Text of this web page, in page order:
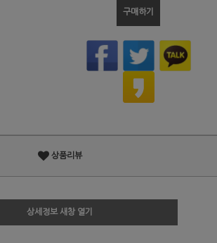
구매하기
상품리뷰
상세정보 새창 열기